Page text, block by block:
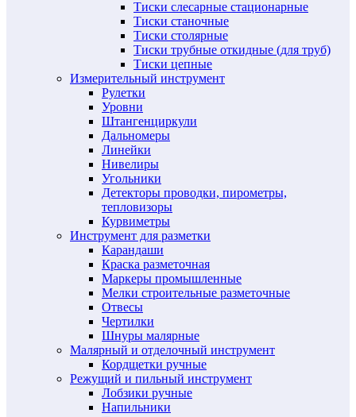
Тиски слесарные стационарные
Тиски станочные
Тиски столярные
Тиски трубные откидные (для труб)
Тиски цепные
Измерительный инструмент
Рулетки
Уровни
Штангенциркули
Дальномеры
Линейки
Нивелиры
Угольники
Детекторы проводки, пирометры,
тепловизоры
Курвиметры
Инструмент для разметки
Карандаши
Краска разметочная
Маркеры промышленные
Мелки строительные разметочные
Отвесы
Чертилки
Шнуры малярные
Малярный и отделочный инструмент
Кордщетки ручные
Режущий и пильный инструмент
Лобзики ручные
Напильники